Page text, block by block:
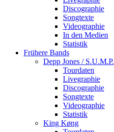
Discographie
Songtexte
Videographie
In den Medien
Statistik
Frühere Bands
Depp Jones / S.U.M.P.
Tourdaten
Livegraphie
Discographie
Songtexte
Videographie
Statistik
King Køng